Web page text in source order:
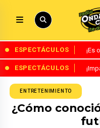
ESPECTÁCULOS ¡Es
ESPECTÁCULOS
ENTRETENIMIENTO
¿Cómo